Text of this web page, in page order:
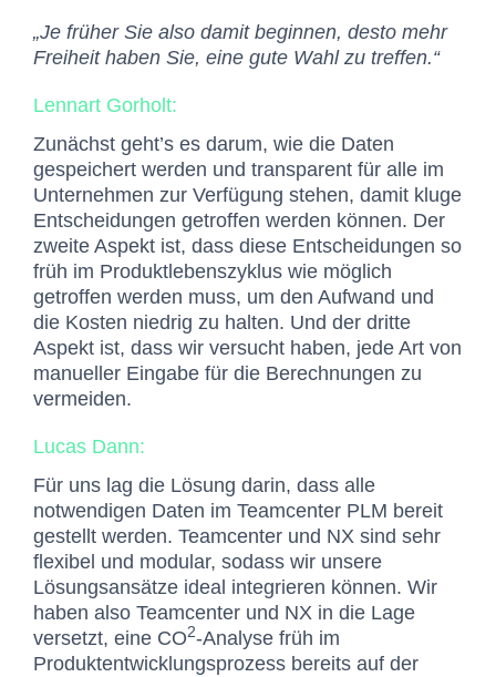
„Je früher Sie also damit beginnen, desto mehr
Freiheit haben Sie, eine gute Wahl zu treffen.“
Lennart Gorholt:
Zunächst geht’s es darum, wie die Daten
gespeichert werden und transparent für alle im
Unternehmen zur Verfügung stehen, damit kluge
Entscheidungen getroffen werden können. Der
zweite Aspekt ist, dass diese Entscheidungen so
früh im Produktlebenszyklus wie möglich
getroffen werden muss, um den Aufwand und
die Kosten niedrig zu halten. Und der dritte
Aspekt ist, dass wir versucht haben, jede Art von
manueller Eingabe für die Berechnungen zu
vermeiden.
Lucas Dann:
Für uns lag die Lösung darin, dass alle
notwendigen Daten im Teamcenter PLM bereit
gestellt werden. Teamcenter und NX sind sehr
flexibel und modular, sodass wir unsere
Lösungsansätze ideal integrieren können. Wir
haben also Teamcenter und NX in die Lage
versetzt, eine CO2-Analyse früh im
Produktentwicklungsprozess bereits auf der